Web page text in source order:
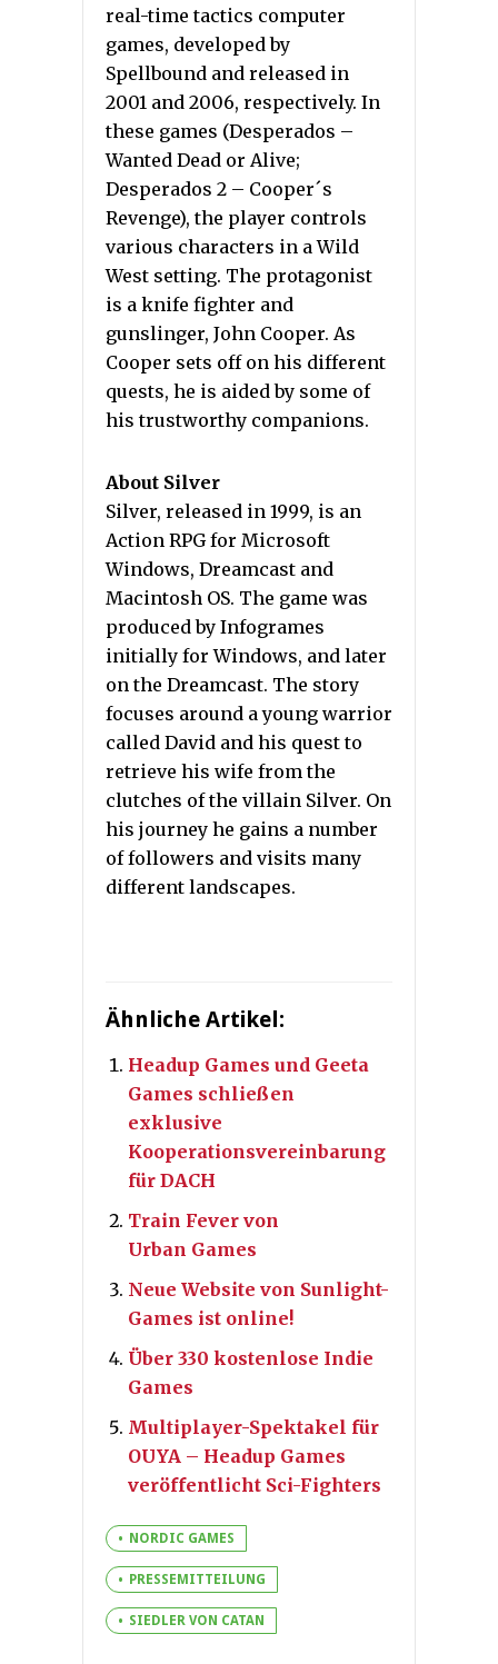
real-time tactics computer
games, developed by
Spellbound and released in
2001 and 2006, respectively. In
these games (Desperados –
Wanted Dead or Alive;
Desperados 2 – Cooper´s
Revenge), the player controls
various characters in a Wild
West setting. The protagonist
is a knife fighter and
gunslinger, John Cooper. As
Cooper sets off on his different
quests, he is aided by some of
his trustworthy companions.
About Silver
Silver, released in 1999, is an
Action RPG for Microsoft
Windows, Dreamcast and
Macintosh OS. The game was
produced by Infogrames
initially for Windows, and later
on the Dreamcast. The story
focuses around a young warrior
called David and his quest to
retrieve his wife from the
clutches of the villain Silver. On
his journey he gains a number
of followers and visits many
different landscapes.
Ähnliche Artikel:
Headup Games und Geeta
Games schließen
exklusive
Kooperationsvereinbarung
für DACH
Train Fever von
Urban Games
Neue Website von Sunlight-
Games ist online!
Über 330 kostenlose Indie
Games
Multiplayer-Spektakel für
OUYA – Headup Games
veröffentlicht Sci-Fighters
NORDIC GAMES
PRESSEMITTEILUNG
SIEDLER VON CATAN